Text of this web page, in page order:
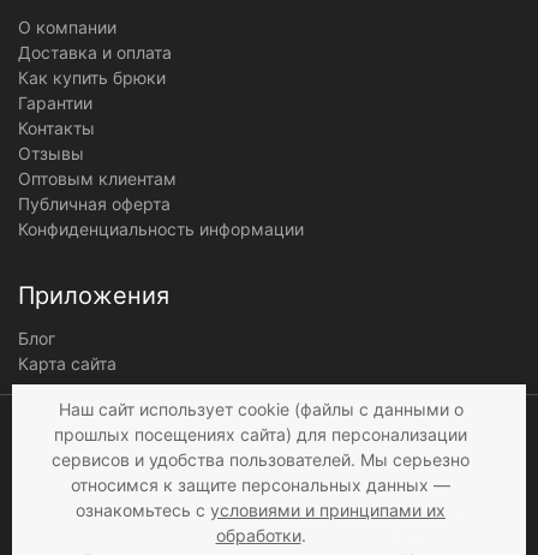
О компании
Доставка и оплата
Как купить брюки
Гарантии
Контакты
Отзывы
Оптовым клиентам
Публичная оферта
Конфиденциальность информации
Приложения
Блог
Карта сайта
© 1997 - 2026 «Мир брюк»
Мы получаем и
обрабатываем
персональные данные
посетителей нашего сайта в
соответствии сусловиями
а также c
Наш сайт использует cookie (файлы с данными о
прошлых посещениях сайта) для персонализации
сервисов и удобства пользователей. Мы серьезно
относимся к защите персональных данных —
ознакомьтесь с условиями и принципами их
обработки.